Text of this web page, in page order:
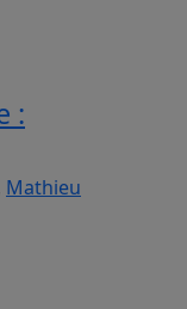
:
Mathieu